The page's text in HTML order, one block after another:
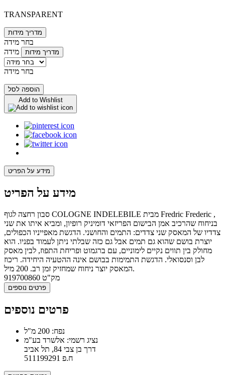
TRANSPARENT
מדריך מידות
בחר מידה
מידה
מדריך מידות
בחר מידה
הוספה לסל
Add to Wishlist
מידע על הפריט
מידע על הפריט
סבון רחצה לגוף COLOGNE INDELEBILE מבית Fredric Frederic ,
בניחוח שהרכיב אמן הבישום הפריזאי דומיניק רופיון, ומביא איתו את שני
צדדיו של המאסק שני צדדים: התמים והחושני. הדגשת מאפייניו הכפולים,
יוצרת בושם שהוא גם תמים אבל גם כזה שבלתי ניתן לעמוד בפניו. הוא
מחולק בין תווים נקיים לימוניים, עם ברגמוט ופריחת התפוז, לבין מאסק
לבן וסנסואלי. הדגשת התמימות בבושם אינה ההטעיה היחידה. ריכוז
המאסק יוצר ניחוח שמחזיק זמן רב. 200 מיל.
מק"ט 919700860
פרטים נוספים
פרטים נוספים
נפח: 200 מ"ל
נציג רשמי: אלשרד בע"מ
דרך בן צבי 84, תל אביב
ח.פ 511199291